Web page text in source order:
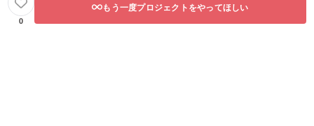
0
もう一度プロジェクトをやってほしい